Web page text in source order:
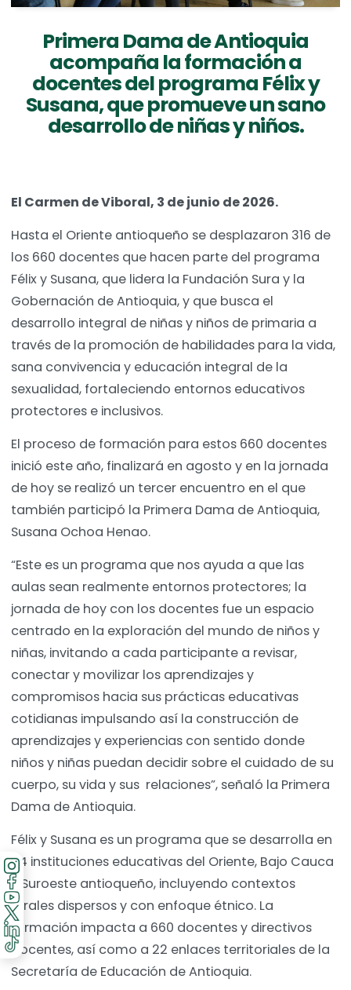
Primera Dama de Antioquia
acompaña la formación a
docentes del programa Félix y
Susana, que promueve un sano
desarrollo de niñas y niños.
El Carmen de Viboral, 3 de junio de 2026.
Hasta el Oriente antioqueño se desplazaron 316 de
los 660 docentes que hacen parte del programa
Félix y Susana, que lidera la Fundación Sura y la
Gobernación de Antioquia, y que busca el
desarrollo integral de niñas y niños de primaria a
través de la promoción de habilidades para la vida,
sana convivencia y educación integral de la
sexualidad, fortaleciendo entornos educativos
protectores e inclusivos.
El proceso de formación para estos 660 docentes
inició este año, finalizará en agosto y en la jornada
de hoy se realizó un tercer encuentro en el que
también participó la Primera Dama de Antioquia,
Susana Ochoa Henao.
“Este es un programa que nos ayuda a que las
aulas sean realmente entornos protectores; la
jornada de hoy con los docentes fue un espacio
centrado en la exploración del mundo de niños y
niñas, invitando a cada participante a revisar,
conectar y movilizar los aprendizajes y
compromisos hacia sus prácticas educativas
cotidianas impulsando así la construcción de
aprendizajes y experiencias con sentido donde
niños y niñas puedan decidir sobre el cuidado de su
cuerpo, su vida y sus relaciones”, señaló la Primera
Dama de Antioquia.
Félix y Susana es un programa que se desarrolla en
64 instituciones educativas del Oriente, Bajo Cauca
y Suroeste antioqueño, incluyendo contextos
rurales dispersos y con enfoque étnico. La
formación impacta a 660 docentes y directivos
docentes, así como a 22 enlaces territoriales de la
Secretaría de Educación de Antioquia.